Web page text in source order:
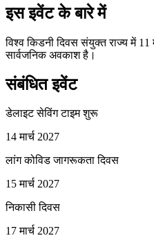
इस इवेंट के बारे में
विश्व किडनी दिवस संयुक्त राज्य में 11
सार्वजनिक अवकाश है।
संबंधित इवेंट
डेलाइट सेविंग टाइम शुरू
14 मार्च 2027
लांग कोविड जागरूकता दिवस
15 मार्च 2027
निकासी दिवस
17 मार्च 2027